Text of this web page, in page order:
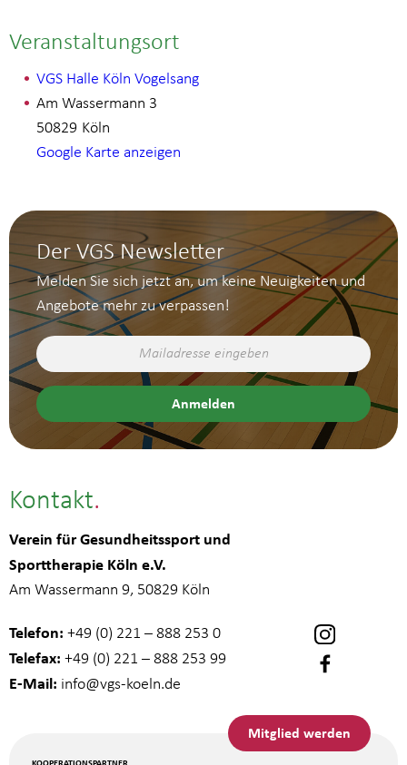
Veranstaltungsort
VGS Halle Köln Vogelsang
Am Wassermann 3
Köln
50829
Google Karte anzeigen
Der VGS Newsletter
Melden Sie sich jetzt an, um keine Neuigkeiten und
Angebote mehr zu verpassen!
Kontakt
Verein für Gesundheitssport und
Sporttherapie Köln e.V.
Am Wassermann 9, 50829 Köln
Telefon: +49 (0) 221 – 888 253 0
Telefax: +49 (0) 221 – 888 253 99
E-Mail: info@vgs-koeln.de
Mitglied werden
KOOPERATIONSPARTNER